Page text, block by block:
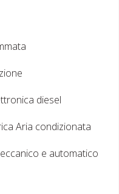
diesel
Aria condizionata
e automatico